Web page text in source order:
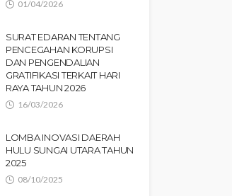
01/04/2026
SURAT EDARAN TENTANG
PENCEGAHAN KORUPSI
DAN PENGENDALIAN
GRATIFIKASI TERKAIT HARI
RAYA TAHUN 2026
16/03/2026
LOMBA INOVASI DAERAH
HULU SUNGAI UTARA TAHUN
2025
08/10/2025